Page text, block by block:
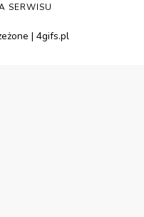
| 4gifs.pl
SERWISU